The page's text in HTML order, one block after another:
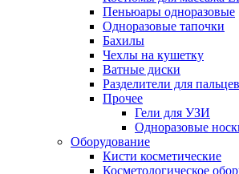
Пеньюары одноразовые
Одноразовые тапочки
Бахилы
Чехлы на кушетку
Ватные диски
Разделители для пальцев
Прочее
Гели для УЗИ
Одноразовые
Оборудование
Кисти косметические
Косметологическое